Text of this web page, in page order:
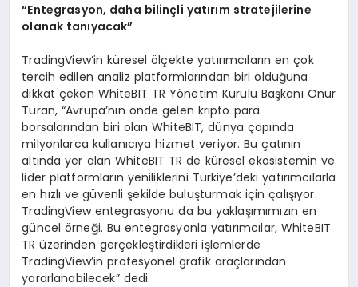
“Entegrasyon, daha bilinçli yatırım stratejilerine
olanak tanıyacak”
TradingView’in küresel ölçekte yatırımcıların en çok
tercih edilen analiz platformlarından biri olduğuna
dikkat çeken WhiteBIT TR Yönetim Kurulu Başkanı Onur
Turan, “Avrupa’nın önde gelen kripto para
borsalarından biri olan WhiteBIT, dünya çapında
milyonlarca kullanıcıya hizmet veriyor. Bu çatının
altında yer alan WhiteBIT TR de küresel ekosistemin ve
lider platformların yeniliklerini Türkiye’deki yatırımcılarla
en hızlı ve güvenli şekilde buluşturmak için çalışıyor.
TradingView entegrasyonu da bu yaklaşımımızın en
güncel örneği. Bu entegrasyonla yatırımcılar, WhiteBIT
TR üzerinden gerçekleştirdikleri işlemlerde
TradingView’in profesyonel grafik araçlarından
yararlanabilecek” dedi.